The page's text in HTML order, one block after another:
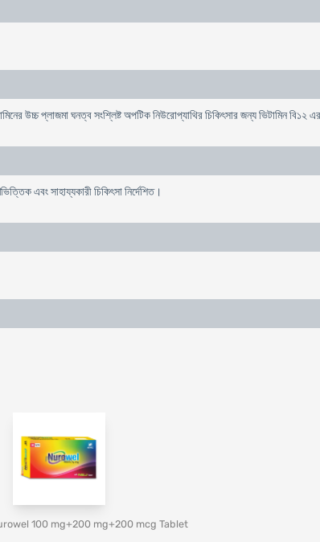
উচ্চ প্লাজমা ঘনত্ব সংশ্লিষ্ট অপটিক নিউরোপ্যাথির চিকিৎসার জন্য ভিটামিন বি১২
এবং সাহায্যকারী চিকিৎসা নির্দেশিত।
100 mg+200 mg+200 mcg Tablet